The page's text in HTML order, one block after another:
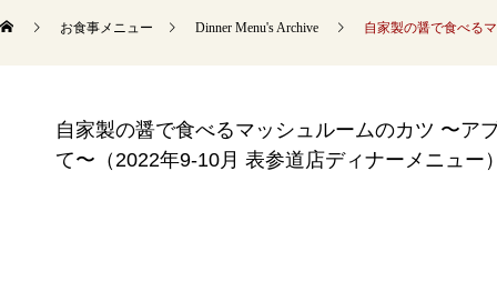
お食事メニュー Dinner Menu's Archive 自家製の醤で食べる
自家製の醤で食べるマッシュルームのカツ 〜ア
て〜（2022年9-10月 表参道店ディナーメニュー